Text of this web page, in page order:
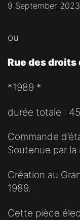
9 September 2023
ou
Rue des droits
*1989 *
durée totale :
Commande
Soutenue par
Création au
1989.
Cette pièce